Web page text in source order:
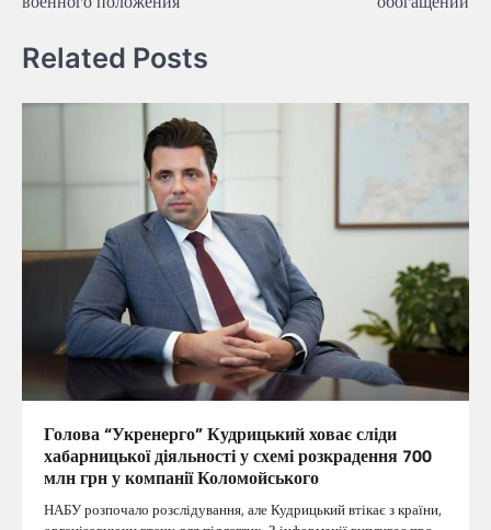
Related Posts
Голова “Укренерго” Кудрицький ховає сліди
хабарницької діяльності у схемі розкрадення 700
млн грн у компанії Коломойського
НАБУ розпочало розслідування, але Кудрицький втікає з країни,